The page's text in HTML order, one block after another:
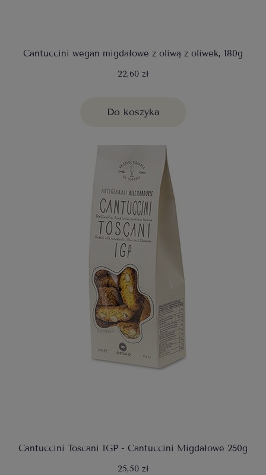
Cantuccini wegan migdałowe z oliwą z oliwek, 180g
22,60 zł
Do koszyka
Cantuccini Toscani IGP - Cantuccini Migdałowe 250g
25,50 zł